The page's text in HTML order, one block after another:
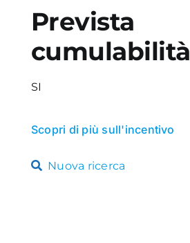
Prevista
cumulabilità
SI
Scopri di più sull'incentivo
Nuova ricerca